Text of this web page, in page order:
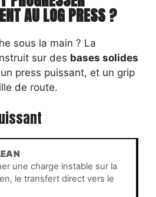
AU LOG PRESS ?
sous la main ? La
sur des bases solides
press puissant, et un grip
de route.
une charge instable sur la
le transfert direct vers le